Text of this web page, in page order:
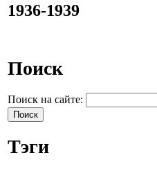
1936-1939
Поиск
Поиск на сайте:
Тэги